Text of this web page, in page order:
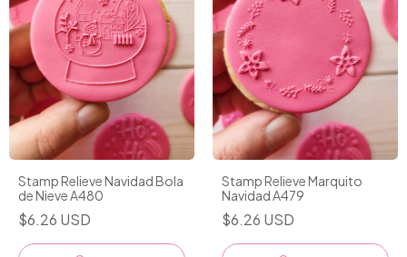
Stamp Relieve Navidad Bola
de Nieve A480
$6.26 USD
Stamp Relieve Marquito
Navidad A479
$6.26 USD